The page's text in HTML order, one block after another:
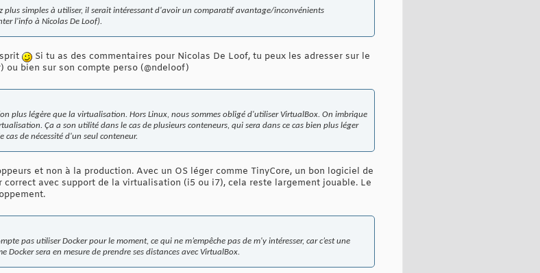
plus simples à utiliser, il serait intéressant d'avoir un comparatif avantage/inconvénients
l'info à Nicolas De Loof).
Si tu as des commentaires pour Nicolas De Loof, tu peux les adresser sur le
bien sur son compte perso (@ndeloof)
plus légère que la virtualisation. Hors Linux, nous sommes obligé d'utiliser VirtualBox. On imbrique
Ça a son utilité dans le cas de plusieurs conteneurs, qui sera dans ce cas bien plus léger
de nécessité d'un seul conteneur.
et non à la production. Avec un OS léger comme TinyCore, un bon logiciel de
avec support de la virtualisation (i5 ou i7), cela reste largement jouable. Le
pas utiliser Docker pour le moment, ce qui ne m’empêche pas de m'y intéresser, car c’est une
sera en mesure de prendre ses distances avec VirtualBox.